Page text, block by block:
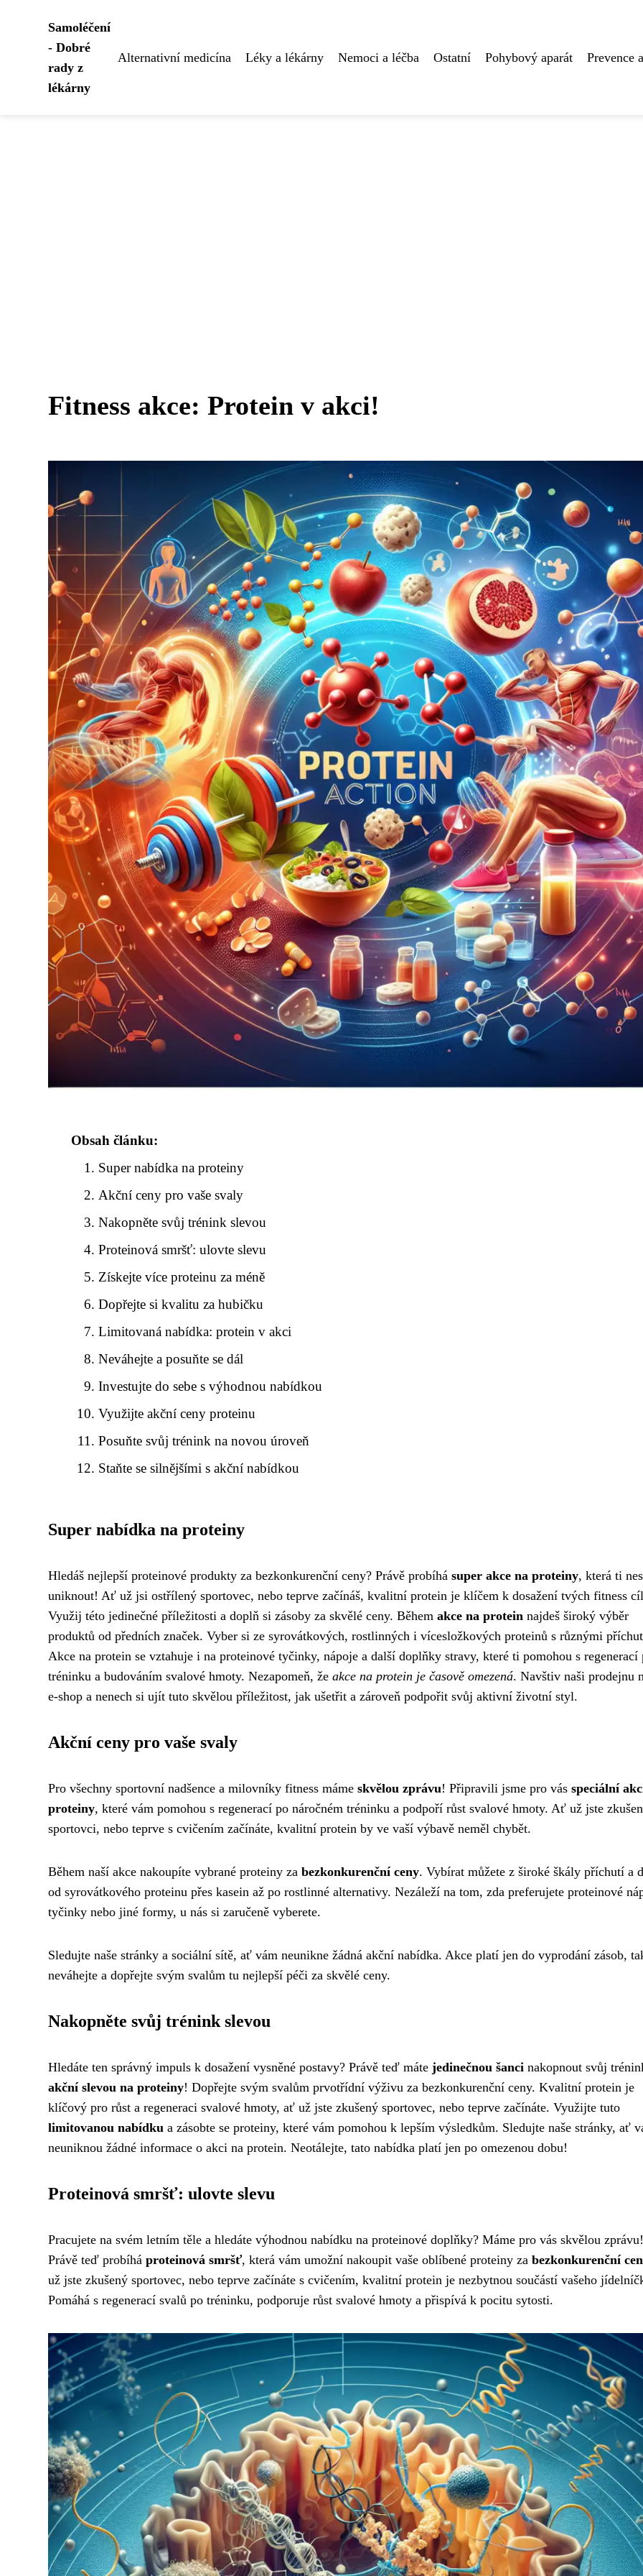
Samoléčení
- Dobré
rady z
lékárny
Alternativní medicína Léky a lékárny Nemoci a léčba Ostatní Pohybový aparát Prevence
Fitness akce: Protein v akci!
Obsah článku:
Super nabídka na proteiny
Akční ceny pro vaše svaly
Nakopněte svůj trénink slevou
Proteinová smršť: ulovte slevu
Získejte více proteinu za méně
Dopřejte si kvalitu za hubičku
Limitovaná nabídka: protein v akci
Neváhejte a posuňte se dál
Investujte do sebe s výhodnou nabídkou
Využijte akční ceny proteinu
Posuňte svůj trénink na novou úroveň
Staňte se silnějšími s akční nabídkou
Super nabídka na proteiny
Hledáš nejlepší proteinové produkty za bezkonkurenční ceny? Právě probíhá super akce na proteiny, která ti
uniknout! Ať už jsi ostřílený sportovec, nebo teprve začínáš, kvalitní protein je klíčem k dosažení tvých fitness
Využij této jedinečné příležitosti a doplň si zásoby za skvělé ceny. Během akce na protein najdeš široký výběr
produktů od předních značek. Vyber si ze syrovátkových, rostlinných i vícesložkových proteinů s různými
Akce na protein se vztahuje i na proteinové tyčinky, nápoje a další doplňky stravy, které ti pomohou s regenerací
tréninku a budováním svalové hmoty. Nezapomeň, že akce na protein je časově omezená. Navštiv naši prodejnu
e-shop a nenech si ujít tuto skvělou příležitost, jak ušetřit a zároveň podpořit svůj aktivní životní styl.
Akční ceny pro vaše svaly
Pro všechny sportovní nadšence a milovníky fitness máme skvělou zprávu! Připravili jsme pro vás speciální
proteiny, které vám pomohou s regenerací po náročném tréninku a podpoří růst svalové hmoty. Ať už jste
sportovci, nebo teprve s cvičením začínáte, kvalitní protein by ve vaší výbavě neměl chybět.
Během naší akce nakoupíte vybrané proteiny za bezkonkurenční ceny. Vybírat můžete z široké škály příchutí a
od syrovátkového proteinu přes kasein až po rostlinné alternativy. Nezáleží na tom, zda preferujete proteinové
tyčinky nebo jiné formy, u nás si zaručeně vyberete.
Sledujte naše stránky a sociální sítě, ať vám neunikne žádná akční nabídka. Akce platí jen do vyprodání zásob,
neváhejte a dopřejte svým svalům tu nejlepší péči za skvělé ceny.
Nakopněte svůj trénink slevou
Hledáte ten správný impuls k dosažení vysněné postavy? Právě teď máte jedinečnou šanci nakopnout svůj
akční slevou na proteiny! Dopřejte svým svalům prvotřídní výživu za bezkonkurenční ceny. Kvalitní protein je
klíčový pro růst a regeneraci svalové hmoty, ať už jste zkušený sportovec, nebo teprve začínáte. Využijte tuto
limitovanou nabídku a zásobte se proteiny, které vám pomohou k lepším výsledkům. Sledujte naše stránky, ať
neuniknou žádné informace o akci na protein. Neotálejte, tato nabídka platí jen po omezenou dobu!
Proteinová smršť: ulovte slevu
Pracujete na svém letním těle a hledáte výhodnou nabídku na proteinové doplňky? Máme pro vás skvělou zprávu!
Právě teď probíhá proteinová smršť, která vám umožní nakoupit vaše oblíbené proteiny za bezkonkurenční
už jste zkušený sportovec, nebo teprve začínáte s cvičením, kvalitní protein je nezbytnou součástí vašeho
Pomáhá s regenerací svalů po tréninku, podporuje růst svalové hmoty a přispívá k pocitu sytosti.